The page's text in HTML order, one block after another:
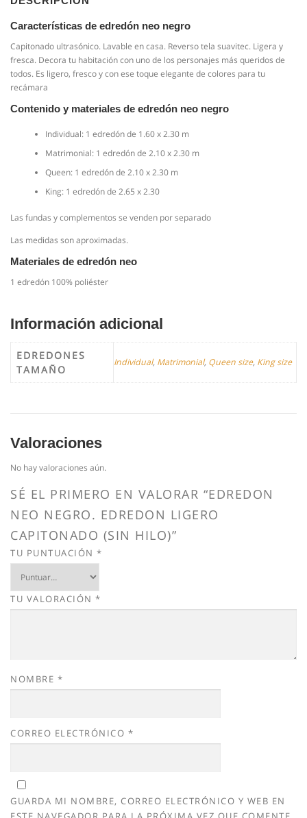
Características de edredón neo negro
Capitonado ultrasónico. Lavable en casa. Reverso tela suavitec. Ligera y
fresca. Decora tu habitación con uno de los personajes más queridos de
todos. Es ligero, fresco y con ese toque elegante de colores para tu
recámara
Contenido y materiales de edredón neo negro
Individual: 1 edredón de 1.60 x 2.30 m
Matrimonial: 1 edredón de 2.10 x 2.30 m
Queen: 1 edredón de 2.10 x 2.30 m
King: 1 edredón de 2.65 x 2.30
Las fundas y complementos se venden por separado
Las medidas son aproximadas.
Materiales de edredón neo
1 edredón 100% poliéster
Información adicional
EDREDONES
TAMAÑO
Individual, Matrimonial, Queen size, King size
Valoraciones
No hay valoraciones aún.
SÉ EL PRIMERO EN VALORAR “EDREDON
NEO NEGRO. EDREDON LIGERO
CAPITONADO (SIN HILO)”
TU PUNTUACIÓN *
TU VALORACIÓN *
NOMBRE *
CORREO ELECTRÓNICO *
GUARDA MI NOMBRE, CORREO ELECTRÓNICO Y WEB EN